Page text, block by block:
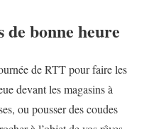
de bonne heure
de RTT pour faire les
devant les magasins à
ou pousser des coudes